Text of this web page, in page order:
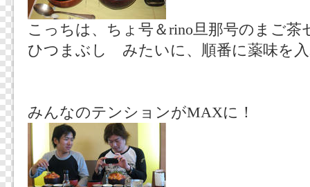
こっちは、ちょ号＆rino旦那号のまご茶
ひつまぶし みたいに、順番に薬味を
みんなのテンションがMAXに！